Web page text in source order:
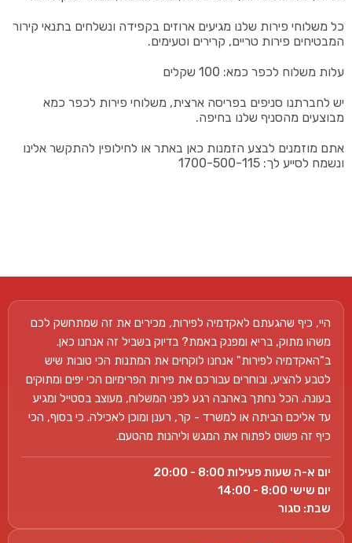
כל משלוחי פירות שלנו מגיעים ארוזים בקפידה ונשלחים בתנאי קירור
המבטיחים פירות טריים, קרירים וטעימים.
עלות משלוח לכפר כמא: 100 שקלים
יש לחברתנו סניפים בפריסה ארצית, משלוחי פירות לכפר כמא
מבוצעים מהסניף שלנו בחיפה.
אתם מוזמנים לבצע הזמנות כאן באתר או לחילופין להתקשר אלינו
ונשמח לסייע לך: 1700-500-115
היי, כיף שהגעתם לאקדמיה לפירות, מכירים את זה שמתחשק לכם
משהו מתוק, בריא ומפנק באמת? בדיוק בשביל זה אנחנו כאן.
ב"האקדמיה לפירות" אנחנו לוקחים את המתנות הכי טובות שיש
לטבע להציע, ובוחרים עבורכם את פירות הפרימיום הכי יפים ומתוקים
בעונה. הכל נחתך באהבה רגע לפני המשלוח, מעוצב בסטייל ומגיע
עד אליכם הביתה או למשרד - קר, רענן ומוכן לאכילה. כי בסוף, הכי
כיף זה פשוט לפתוח את המגש וליהנות מהטעם.
יום א-ה שעות פעילות 8:00 - 20:00
יום שישי 8:00 - 14:00
שבת: סגור